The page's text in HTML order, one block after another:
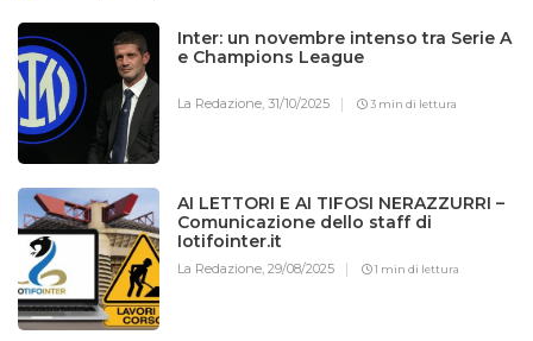
Inter: un novembre intenso tra Serie A
e Champions League
La Redazione,31/10/2025 3 min di lettura
AI LETTORI E AI TIFOSI NERAZZURRI –
Comunicazione dello staff di
Iotifointer.it
La Redazione,29/08/2025 1 min di lettura